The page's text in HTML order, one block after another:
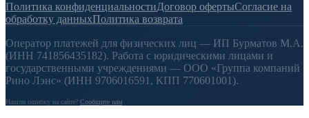
Политика конфиденциальностиДоговор офертыСогласие на
обработку данныхПолитика возврата
Оператор платежей для физических лиц — ИП Бурматов М.А.
(ИНН 741856435182). Работа с юридическими лицами и
государственными учреждениями — ООО «Группа компаний
Рино Лэнс» (ИНН 9706016591, КПП 770601001).
Нашли ошибку на сайте? Сообщите нам